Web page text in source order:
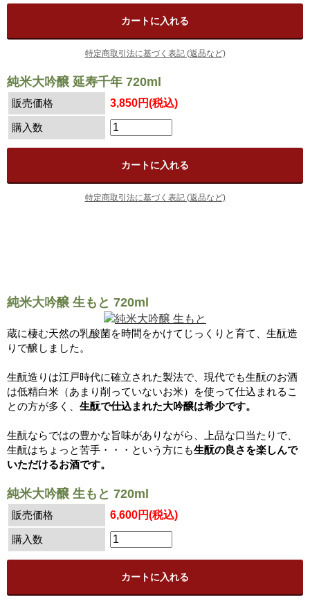
特定商取引法に基づく表記 (返品など)
純米大吟醸 延寿千年 720ml
販売価格 3,850円(税込)
購入数
特定商取引法に基づく表記 (返品など)
純米大吟醸 生もと 720ml
蔵に棲む天然の乳酸菌を時間をかけてじっくりと育て、生酛造
りで醸しました。
生酛造りは江戸時代に確立された製法で、現代でも生酛のお酒
は低精白米（あまり削っていないお米）を使って仕込まれるこ
との方が多く、 生酛で仕込まれた大吟醸は希少です。
生酛ならではの豊かな旨味がありながら、上品な口当たりで、
生酛はちょっと苦手・・・という方にも生酛の良さを楽しんで
いただけるお酒です。
純米大吟醸 生もと 720ml
販売価格 6,600円(税込)
購入数